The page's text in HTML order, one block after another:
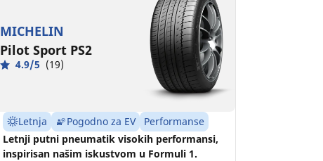
MICHELIN
Pilot Sport PS2
4.9/5 (19)
Letnja Pogodno za EV
Performanse
Letnji putni pneumatik visokih performansi,
inspirisan našim iskustvom u Formuli 1.